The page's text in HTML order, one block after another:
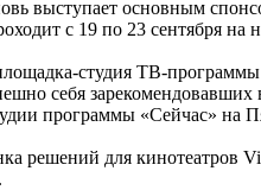
выступает основным
с 19 по 23 сентября
студия ТВ-
себя
программы «Сейчас» на
решений для кинотеатров